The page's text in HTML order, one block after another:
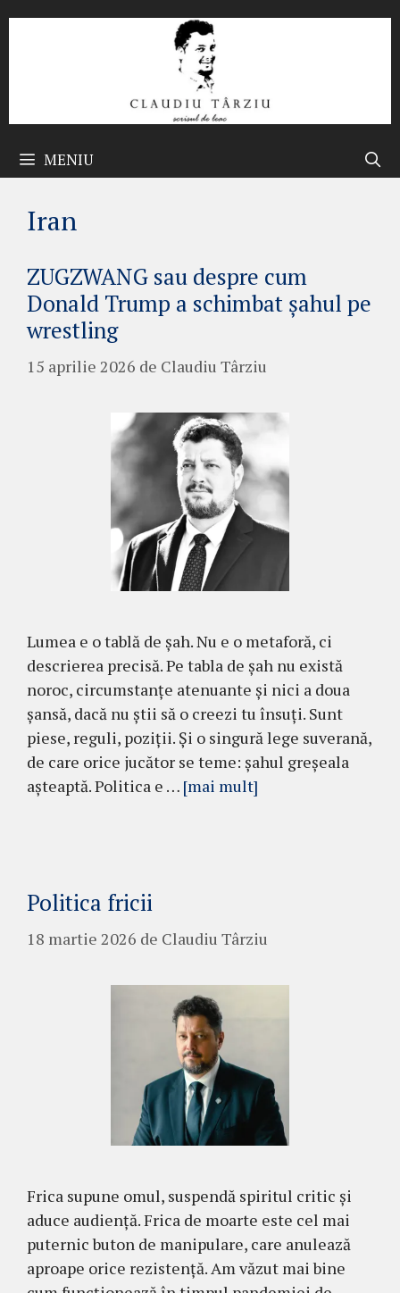
MENIU
Iran
ZUGZWANG sau despre cum
Donald Trump a schimbat șahul pe
wrestling
15 aprilie 2026 de Claudiu Târziu
Lumea e o tablă de șah. Nu e o metaforă, ci
descrierea precisă. Pe tabla de șah nu există
noroc, circumstanțe atenuante și nici a doua
șansă, dacă nu știi să o creezi tu însuți. Sunt
piese, reguli, poziții. Și o singură lege suverană,
de care orice jucător se teme: șahul greșeala
așteaptă. Politica e … [mai mult]
Politica fricii
18 martie 2026 de Claudiu Târziu
Frica supune omul, suspendă spiritul critic și
aduce audiență. Frica de moarte este cel mai
puternic buton de manipulare, care anulează
aproape orice rezistență. Am văzut mai bine